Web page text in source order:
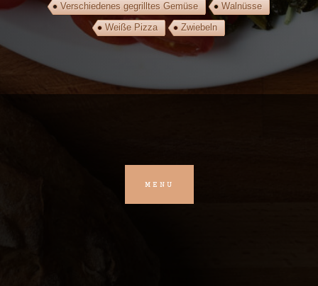
Verschiedenes gegrilltes Gemüse
Walnüsse
Weiße Pizza
Zwiebeln
MENU